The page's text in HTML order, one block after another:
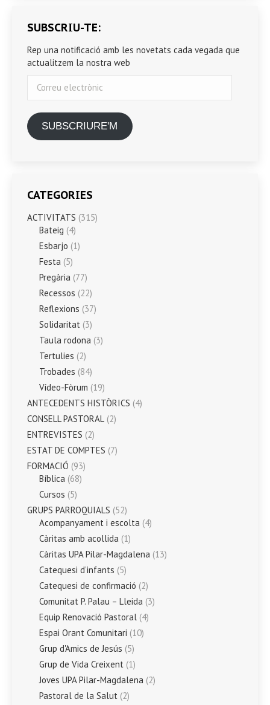
SUBSCRIU-TE:
Rep una notificació amb les novetats cada vegada que
actualitzem la nostra web
electrònic
SUBSCRIURE'M
CATEGORIES
ACTIVITATS (315)
Bateig (4)
Esbarjo (1)
Festa (5)
Pregària (77)
Recessos (22)
Reflexions (37)
Solidaritat (3)
Taula rodona (3)
Tertulies (2)
Trobades (84)
Vídeo-Fòrum (19)
ANTECEDENTS HISTÒRICS (4)
CONSELL PASTORAL (2)
ENTREVISTES (2)
ESTAT DE COMPTES (7)
FORMACIÓ (93)
Bíblica (68)
Cursos (5)
GRUPS PARROQUIALS (52)
Acompanyament i escolta (4)
Càritas amb acollida (1)
Càritas UPA Pilar-Magdalena (13)
Catequesi d’infants (5)
Catequesi de confirmació (2)
Comunitat P. Palau – Lleida (3)
Equip Renovació Pastoral (4)
Espai Orant Comunitari (10)
Grup d'Amics de Jesús (5)
Grup de Vida Creixent (1)
Joves UPA Pilar-Magdalena (2)
Pastoral de la Salut (2)